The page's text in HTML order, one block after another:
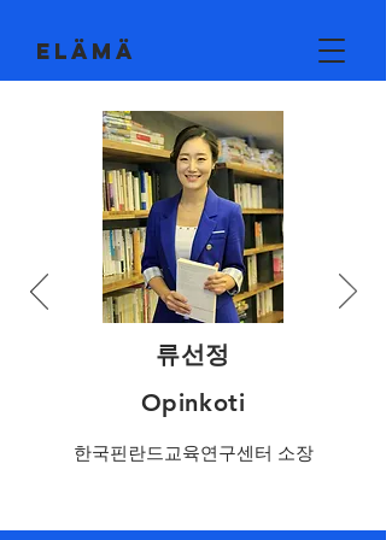
ELÄ M Ä
류선정
Opinkoti
한국핀란드교육연구센터 소장